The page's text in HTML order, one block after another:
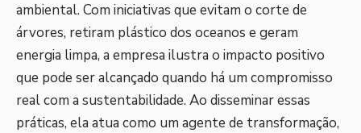
ambiental. Com iniciativas que evitam o corte de
árvores, retiram plástico dos oceanos e geram
energia limpa, a empresa ilustra o impacto positivo
que pode ser alcançado quando há um compromisso
real com a sustentabilidade. Ao disseminar essas
práticas, ela atua como um agente de transformação,